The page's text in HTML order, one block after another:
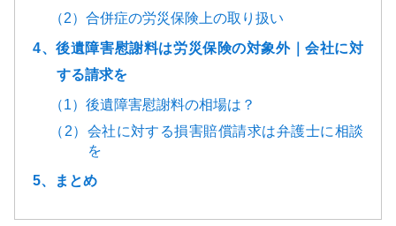
（2）合併症の労災保険上の取り扱い
4、後遺障害慰謝料は労災保険の対象外｜会社に対
する請求を
（1）後遺障害慰謝料の相場は？
（2）会社に対する損害賠償請求は弁護士に相談
を
5、まとめ